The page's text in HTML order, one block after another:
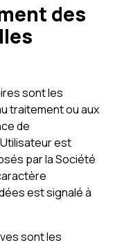
des
sont les
traitement ou aux
de
est
par la Société
est signalé à
sont les